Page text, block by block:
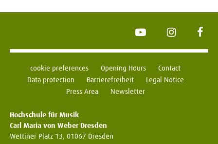
YouTube Instagram
cookie preferences Opening Hours
Contact
Data protection
Barrierefreiheit
Legal Notice
Press Area
Newsletter
Hochschule für Musik
Carl Maria von Weber Dresden
Wettiner Platz 13, 01067 Dresden